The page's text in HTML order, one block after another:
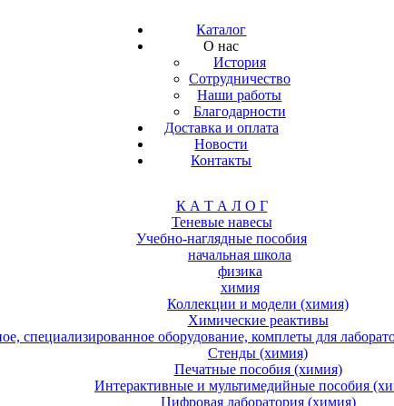
Каталог
О нас
История
Сотрудничество
Наши работы
Благодарности
Доставка и оплата
Новости
Контакты
К А Т А Л О Г
Теневые навесы
Учебно-наглядные пособия
начальная школа
физика
химия
Коллекции и модели (химия)
Химические реактивы
специализированное оборудование, комплеты для
Стенды (химия)
Печатные пособия (химия)
Интерактивные и мультимедийные пособия
Цифровая лаборатория (химия)